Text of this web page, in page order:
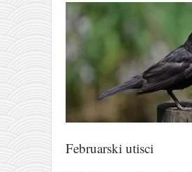
momenti i mesta
bonus sadržaj
Svetlopis
zakonopravilo
duhovni otac
pravoslavlje
zabranjena istorija
Februarski utisci